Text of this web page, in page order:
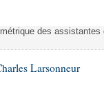
des
Larsonneur